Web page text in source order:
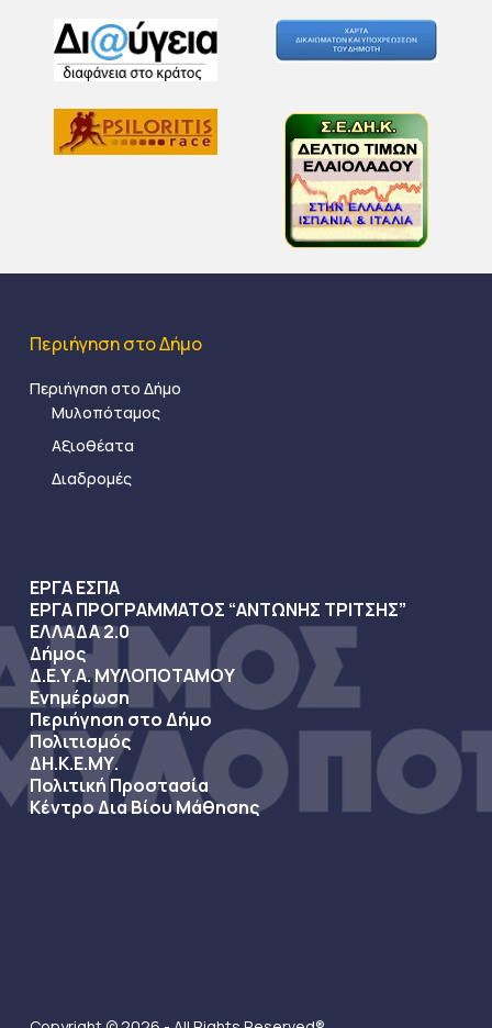
Περιήγηση στο Δήμο
Περιήγηση στο Δήμο
Μυλοπόταμος
Αξιοθέατα
Διαδρομές
ΕΡΓΑ ΕΣΠΑ
ΕΡΓΑ ΠΡΟΓΡΑΜΜΑΤΟΣ “ΑΝΤΩΝΗΣ ΤΡΙΤΣΗΣ”
ΕΛΛΑΔΑ 2.0
Δήμος
Δ.Ε.Υ.Α. ΜΥΛΟΠΟΤΑΜΟΥ
Ενημέρωση
Περιήγηση στο Δήμο
Πολιτισμός
ΔΗ.Κ.Ε.ΜΥ.
Πολιτική Προστασία
Κέντρο Δια Βίου Μάθησης